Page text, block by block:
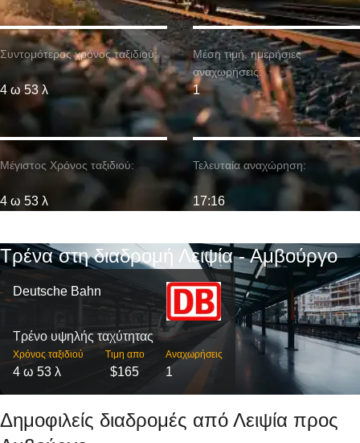
Συντομότερος χρόνος ταξιδιού:
4 ω 53 λ
Μέγιστος Χρόνος ταξιδιού:
4 ω 53 λ
Μέση τιμή. ημερήσιες
αναχωρήσεις:
1
Τελευταία αναχώρηση:
17:16
Τρένα στη διαδρομή Λειψία - Αμβούργο
Deutsche Bahn
Τρένο υψηλής ταχύτητας
Χρόνος ταξιδιού
4 ω 53 λ
Τιμη απο
$165
Αναχωρήσεις
1
Δημοφιλείς διαδρομές από Λειψία προς